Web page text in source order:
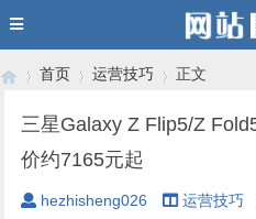
首页
›
运营技巧 正文
三星Galaxy Z Flip5/Z
价约7165元起
hezhisheng026 运营技巧